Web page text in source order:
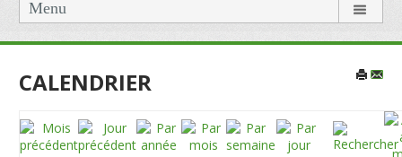
Menu
CALENDRIER